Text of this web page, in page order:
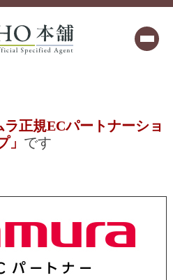
ラ正規ECパートナーショ
」 です